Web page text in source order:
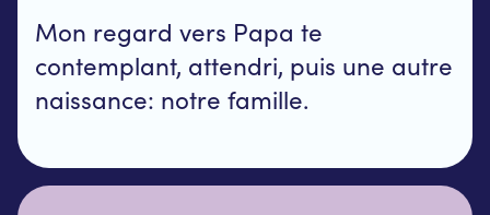
Mon regard vers Papa te
contemplant, attendri, puis une autre
naissance: notre famille.